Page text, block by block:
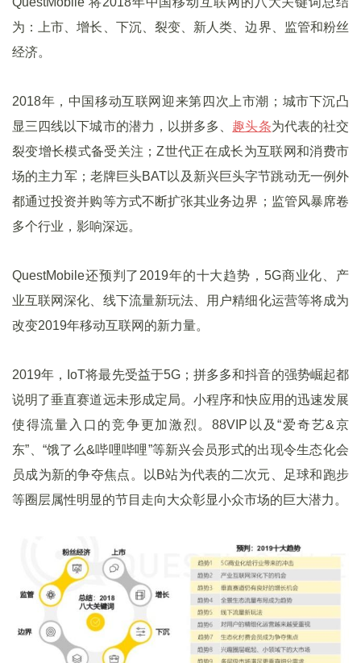
为：上市、增长、下沉、裂变、新人类、边界、监管和粉丝
经济。
2018年，中国移动互联网迎来第四次上市潮；城市下沉凸
显三四线以下城市的潜力，以拼多多、 趣头条为代表的社交
裂变增长模式备受关注；Z世代正在成长为互联网和消费市
场的主力军；老牌巨头BAT以及新兴巨头字节跳动无一例外
都通过投资并购等方式不断扩张其业务边界；监管风暴席卷
多个行业，影响深远。
QuestMobile还预判了2019年的十大趋势，5G商业化、产
业互联网深化、线下流量新玩法、用户精细化运营等将成为
改变2019年移动互联网的新力量。
2019年，IoT将最先受益于5G；拼多多和抖音的强势崛起都
说明了垂直赛道远未形成定局。小程序和快应用的迅速发展
使得流量入口的竞争更加激烈。88VIP以及“爱奇艺&京
东”、“饿了么&哔哩哔哩”等新兴会员形式的出现令生态化会
员成为新的争夺焦点。以B站为代表的二次元、足球和跑步
等圈层属性明显的节目走向大众彰显小众市场的巨大潜力。